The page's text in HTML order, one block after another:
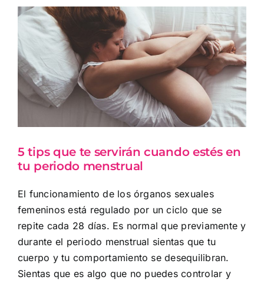
Ver
imagen
más
grande
5 tips que te servirán cuando estés en
tu periodo menstrual
El funcionamiento de los órganos sexuales
femeninos está regulado por un ciclo que se
repite cada 28 días. Es normal que previamente y
durante el periodo menstrual sientas que tu
cuerpo y tu comportamiento se desequilibran.
Sientas que es algo que no puedes controlar y